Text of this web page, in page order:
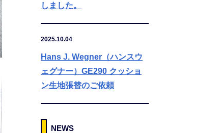
しました。
2025.10.04
Hans J. Wegner（ハンスウ
ェグナー）GE290 クッショ
ン生地張替のご依頼
NEWS